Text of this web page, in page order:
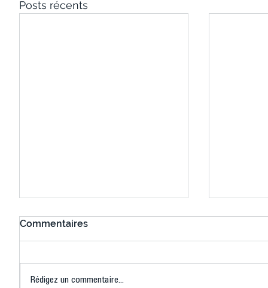
Posts récents
Commentaires
Rédigez un commentaire...